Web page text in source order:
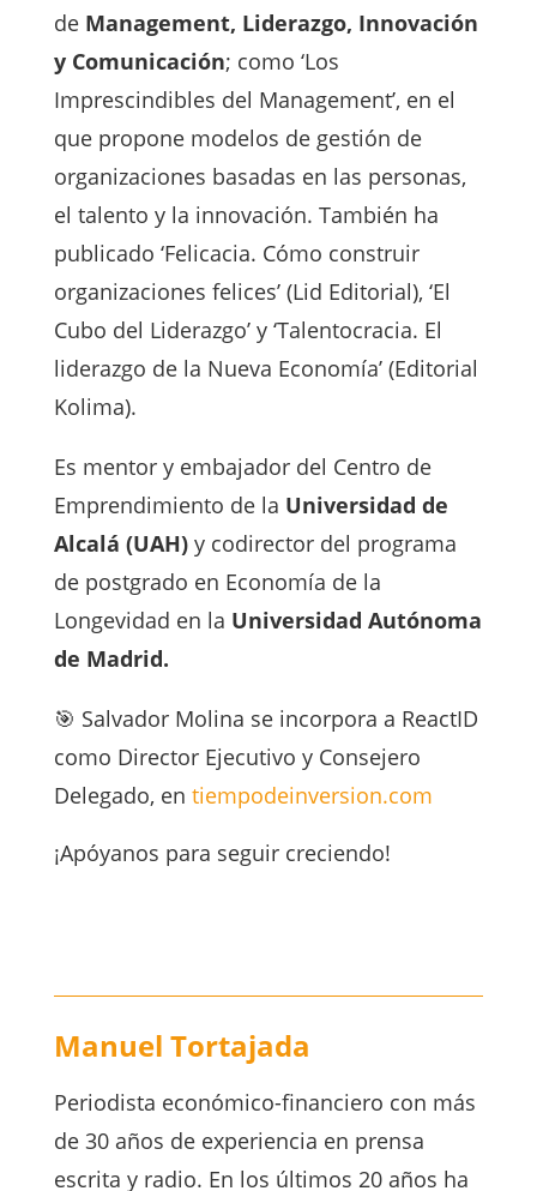
de Management, Liderazgo, Innovación
y Comunicación; como ‘Los
Imprescindibles del Management’, en el
que propone modelos de gestión de
organizaciones basadas en las personas,
el talento y la innovación. También ha
publicado ‘Felicacia. Cómo construir
organizaciones felices’ (Lid Editorial), ‘El
Cubo del Liderazgo’ y ‘Talentocracia. El
liderazgo de la Nueva Economía’ (Editorial
Kolima).
Es mentor y embajador del Centro de
Emprendimiento de la Universidad de
Alcalá (UAH)y codirector del programa
de postgrado en Economía de la
Longevidad en la Universidad Autónoma
de Madrid.
🎯 Salvador Molina se incorpora a ReactID
como Director Ejecutivo y Consejero
Delegado, en tiempodeinversion.com
¡Apóyanos para seguir creciendo!
Manuel Tortajada
Periodista económico-financiero con más
de 30 años de experiencia en prensa
escrita y radio. En los últimos 20 años ha